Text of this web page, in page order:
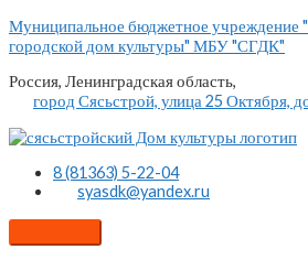
Перейти
к
Муниципальное бюджетное учреждение
городской дом культуры" МБУ "СГДК"
Россия, Ленинградская область,
город Сясьстрой, улица 25 Октября,
8 (81363) 5-22-04
syasdk@yandex.ru